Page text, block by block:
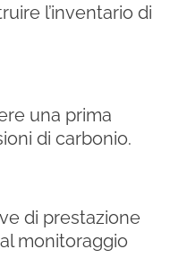
l’inventario di
una prima
di carbonio.
di prestazione
monitoraggio